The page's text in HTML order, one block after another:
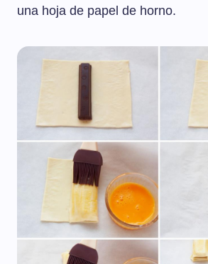
una hoja de papel de horno.